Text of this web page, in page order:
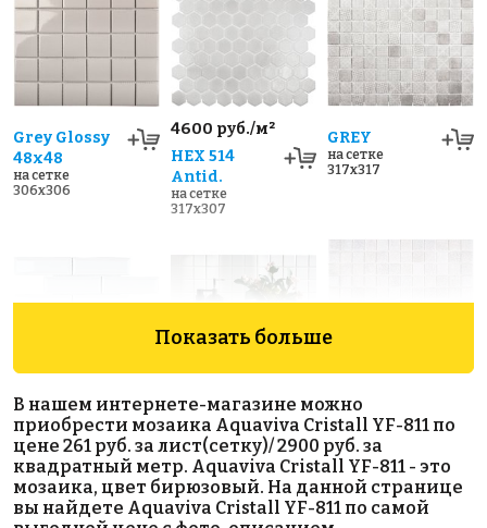
Grey Glossy
48х48
на сетке
306x306
4600 руб./м²
HEX 514
Antid.
на сетке
317x307
GREY
на сетке
317x317
Metro White
Glossy
45х145
на сетке
295x287
White Matt
48х48
на сетке
306x306
CORAL 577
на сетке
317x317
Показать больше
В нашем интернете-магазине можно
приобрести мозаика Aquaviva Сristall YF-811 по
цене 261 руб. за лист(сетку)/ 2900 руб. за
квадратный метр. Aquaviva Сristall YF-811 - это
мозаика, цвет бирюзовый. На данной странице
вы найдете Aquaviva Сristall YF-811 по самой